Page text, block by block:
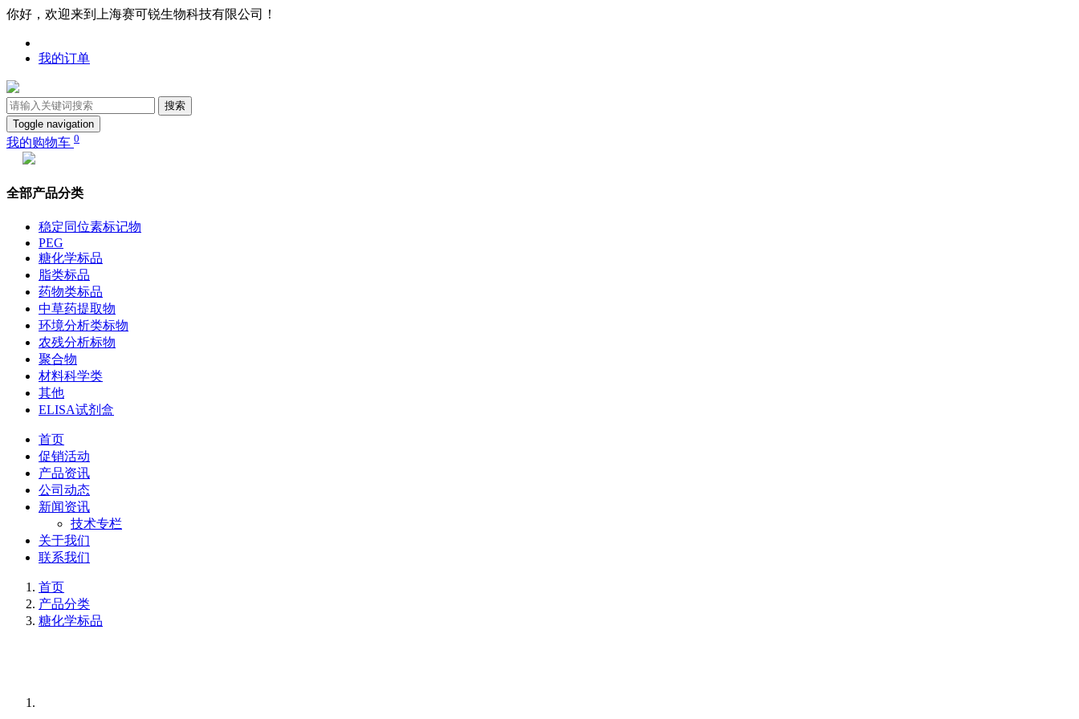
你好，欢迎来到上海赛可锐生物科技有限公司！
我的订单
搜索
Toggle navigation
我的购物车 0
全部产品分类
稳定同位素标记物
PEG
糖化学标品
脂类标品
药物类标品
中草药提取物
环境分析类标物
农残分析标物
聚合物
材料科学类
其他
ELISA试剂盒
首页
促销活动
产品资讯
公司动态
新闻资讯
技术专栏
关于我们
联系我们
首页
产品分类
糖化学标品